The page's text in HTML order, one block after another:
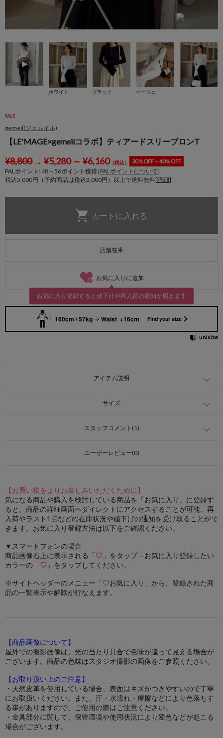
ホワイト ブラック ベージュ
SALE
gemeil(ジェムイル)
【LE'MAGE×gemeilコラボ】ティアードスリーブロンT
¥8,800→ ¥5,280～ ¥6,160（税込） 30％OFF～40％OFF
PALポイント: 48～ 56ポイント獲得 [PALポイントについて]
税込5,000円（予約商品は税込3,000円）以上で送料無料[詳細]
店舗在庫
お気に入りに追加
お気に入り登録すると値下げや再入荷の通知が届きます
160cm / 57kg Waist +16cm Find your size
アイテム説明
サイズ
スタッフコメント(1)
ユーザーレビュー(0)
【お買い物をよりお楽しみいただくために】
気になる商品や購入を検討している商品を「お気に入り」に登録す
ると、商品の詳細画面へダイレクトにアクセスすることが可能。再
入荷やラスト1点などの在庫状況や値下げの通知を受け取ることがで
きます。お気に入り登録方法は以下をご確認ください。
▼スマートフォンの場合
商品画像右上に表示される「♡ 」をタップ→お気に入り登録したい
カラーの「♡ 」をタップしてください。
※サイトヘッダーのメニュー「♡お気に入り」から、登録された商
品の一覧表示や解除が行なえます。
【商品画像について】
屋外での撮影画像は、光の当たり具合で色味が違って見える場合が
ございます。商品の色味はスタジオ撮影の画像をご参照ください。
【お取り扱い上のご注意】
・天然皮革を使用している場合、表面はキズがつきやすいので丁寧
にお取扱いください。また、汗・水濡れ・摩擦などにより色落ちす
る事がありますので、ご使用の際はご注意ください。
・金具部分に関して、保管環境や使用状況により変色などが起こる
場合がございます。